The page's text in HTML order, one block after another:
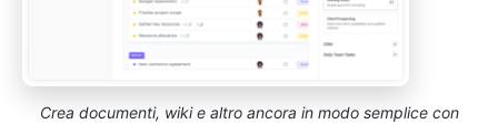
Crea documenti, wiki e altro ancora in modo semplice con